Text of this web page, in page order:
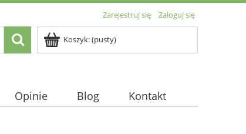
Zarejestruj się Zaloguj się
Koszyk:(pusty)
Opinie Blog Kontakt